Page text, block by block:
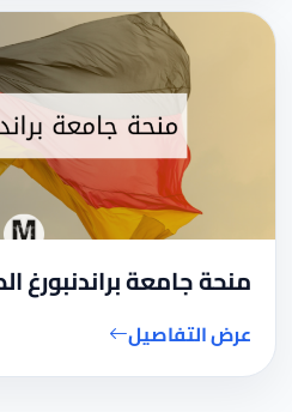
منحة جامعة براندنبورغ
عرض التفاصيل